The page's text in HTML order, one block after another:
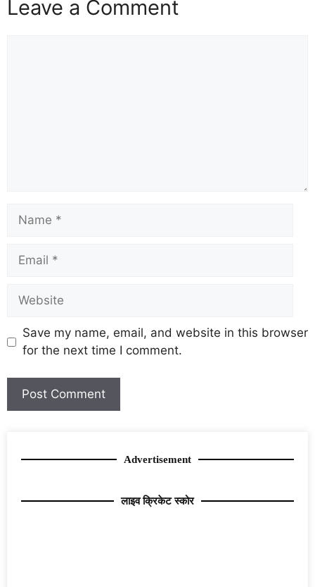
Leave a Comment
Save my name, email, and website in this browser
for the next time I comment.
Advertisement
लाइव क्रिकेट स्कोर